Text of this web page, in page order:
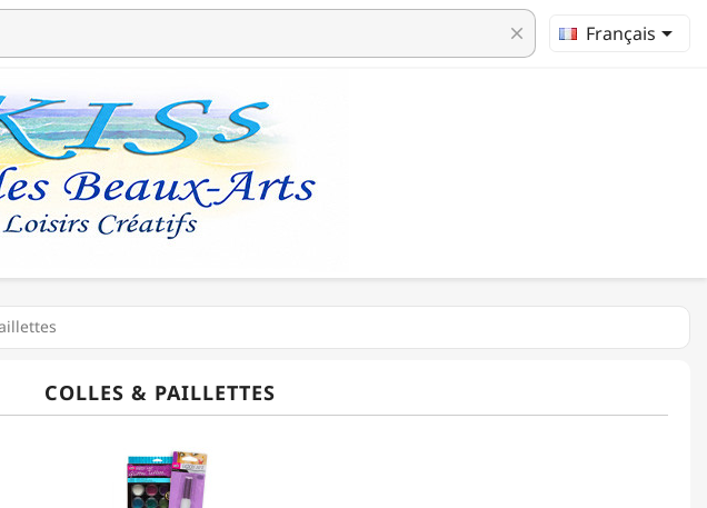
clear Français
COLLES & PAILLETTES